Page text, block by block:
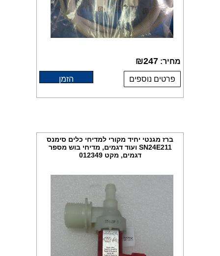
מחיר: ₪247
פרטים נוספים הזמן
ברז מגנטי יחיד מקורי למדיחי כלים סימנס
SN24E211 ועוד דגמים, מדיחי בוש מספר
דגמים, מקט 012349